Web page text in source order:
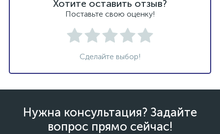
Хотите оставить отзыв?
Поставьте свою оценку!
Сделайте выбор!
Нужна консультация? Задайте
вопрос прямо сейчас!